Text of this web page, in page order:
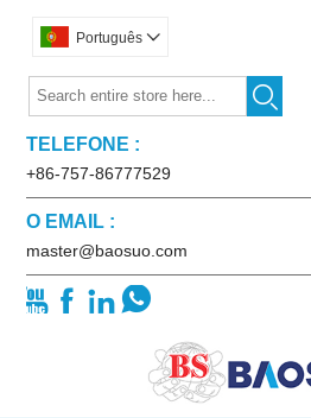
Português 

TELEFONE :
+86-757-86777529
O EMAIL :
master@baosuo.com
   